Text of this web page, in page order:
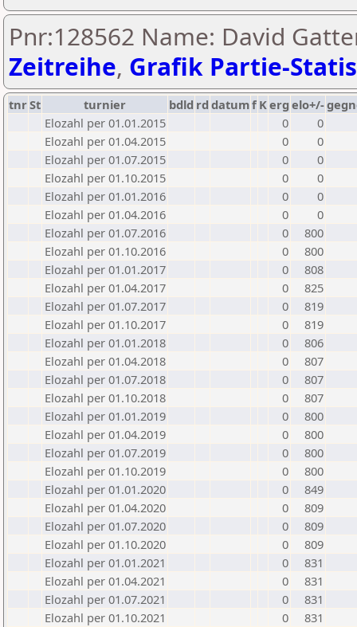
Pnr:128562 Name: David
Zeitreihe, Grafik Partie-
tnrSt turnier bdld rd datumf Kerg elo+/-
Elozahl per 01.01.2015
0
0
Elozahl per 01.04.2015
0
0
Elozahl per 01.07.2015
0
0
Elozahl per 01.10.2015
0
0
Elozahl per 01.01.2016
0
0
Elozahl per 01.04.2016
0
0
Elozahl per 01.07.2016
0
800
Elozahl per 01.10.2016
0
800
Elozahl per 01.01.2017
0
808
Elozahl per 01.04.2017
0
825
Elozahl per 01.07.2017
0
819
Elozahl per 01.10.2017
0
819
Elozahl per 01.01.2018
0
806
Elozahl per 01.04.2018
0
807
Elozahl per 01.07.2018
0
807
Elozahl per 01.10.2018
0
807
Elozahl per 01.01.2019
0
800
Elozahl per 01.04.2019
0
800
Elozahl per 01.07.2019
0
800
Elozahl per 01.10.2019
0
800
Elozahl per 01.01.2020
0
849
Elozahl per 01.04.2020
0
809
Elozahl per 01.07.2020
0
809
Elozahl per 01.10.2020
0
809
Elozahl per 01.01.2021
0
831
Elozahl per 01.04.2021
0
831
Elozahl per 01.07.2021
0
831
Elozahl per 01.10.2021
0
831